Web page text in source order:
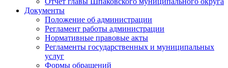
Документы
Положение об администрации
Регламент работы администрации
Нормативные правовые акты
Регламенты государственных и муниципальных
услуг
Формы обращений